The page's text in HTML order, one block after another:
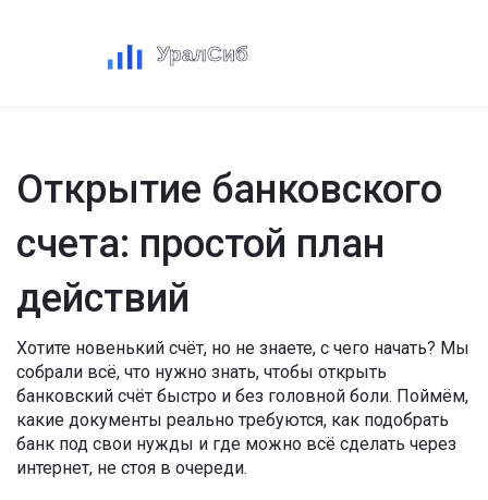
Открытие банковского
счета: простой план
действий
Хотите новенький счёт, но не знаете, с чего начать? Мы
собрали всё, что нужно знать, чтобы открыть
банковский счёт быстро и без головной боли. Поймём,
какие документы реально требуются, как подобрать
банк под свои нужды и где можно всё сделать через
интернет, не стоя в очереди.